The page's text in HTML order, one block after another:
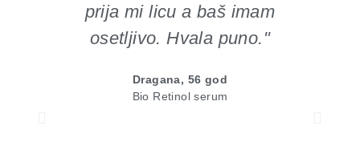
prija mi licu a baš imam
osetljivo. Hvala puno."
Dragana, 56 god
Bio Retinol serum